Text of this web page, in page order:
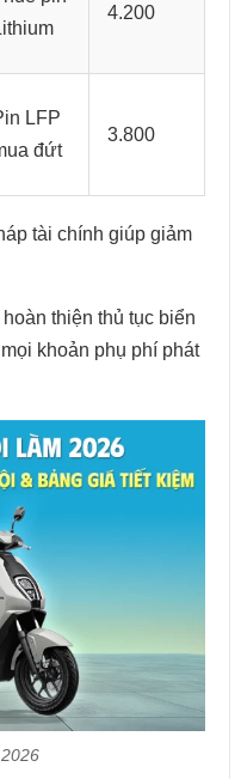
4.200
LFP
đứt
3.800
tài chính giúp giảm
hoàn thiện thủ tục biển
khoản phụ phí phát